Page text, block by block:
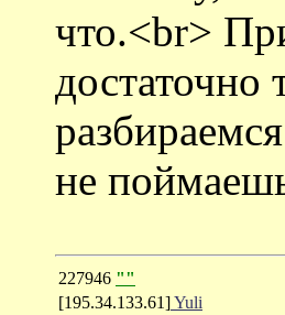
что.<br>
не
227946 ""
[195.34.133.61]Yuli